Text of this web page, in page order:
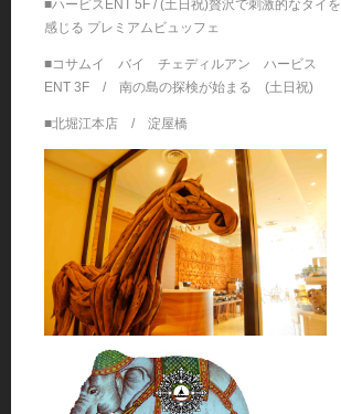
■ハービスENT 5F / (土日祝)贅沢で刺激的なタイを
感じる プレミアムビュッフェ
■コサムイ バイ チェディルアン ハービス
ENT 3F / 南の島の探検が始まる (土日祝)
■北堀江本店 / 淀屋橋